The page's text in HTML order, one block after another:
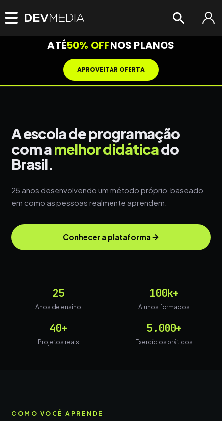
ATÉ50% OFFNOS PLANOS
APROVEITAR OFERTA
A escola de programação
com amelhor didáticado
Brasil.
25 anos desenvolvendo um método próprio, baseado
em como as pessoas realmente aprendem.
Conhecer a plataforma
25
Anos de ensino
100k+
Alunos formados
40+
Projetos reais
5.000+
Exercícios práticos
COMO VOCÊ APRENDE